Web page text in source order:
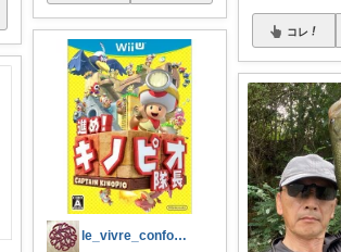
le_vivre_confortable
コレ